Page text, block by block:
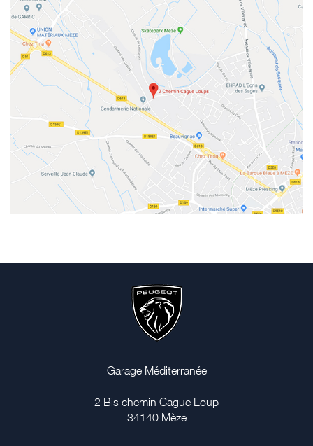
Garage Méditerranée
2 Bis chemin Cague Loup
34140 Mèze